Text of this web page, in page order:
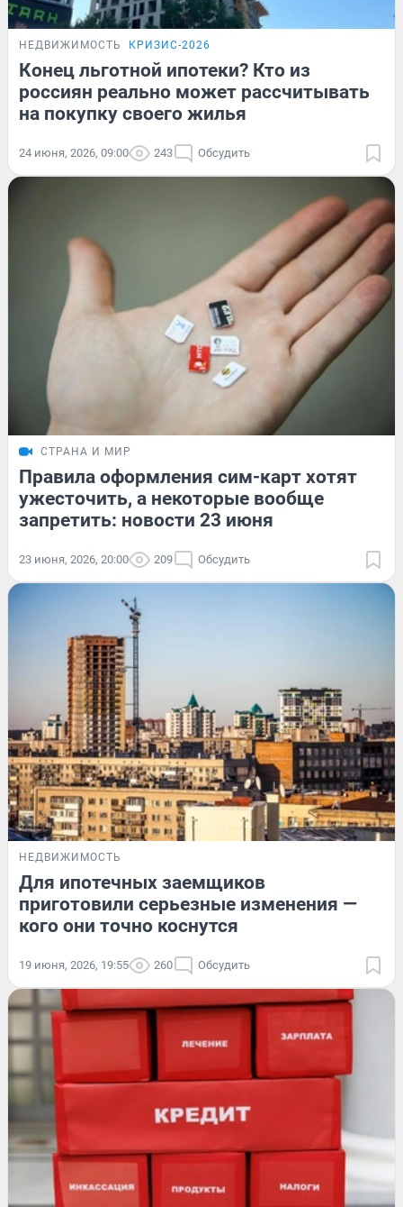
НЕДВИЖИМОСТЬ КРИЗИС-2026
Конец льготной ипотеки? Кто из
россиян реально может рассчитывать
на покупку своего жилья
24 июня, 2026, 09:00 243 Обсудить
СТРАНА И МИР
Правила оформления сим-карт хотят
ужесточить, а некоторые вообще
запретить: новости 23 июня
23 июня, 2026, 20:00 209 Обсудить
НЕДВИЖИМОСТЬ
Для ипотечных заемщиков
приготовили серьезные изменения —
кого они точно коснутся
19 июня, 2026, 19:55 260 Обсудить